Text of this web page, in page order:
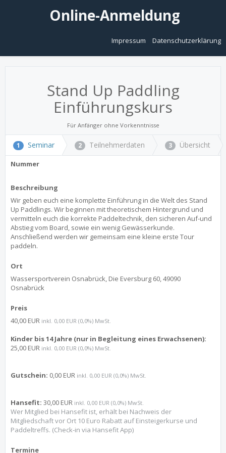
Online-Anmeldung
Impressum Datenschutzerklärung
Stand Up Paddling
Einführungskurs
Für Anfänger ohne Vorkenntnisse
1 Seminar 2 Teilnehmerdaten 3 Übersicht
Nummer
Beschreibung
Wir geben euch eine komplette Einführung in die Welt des Stand
Up Paddlings. Wir beginnen mit theoretischem Hintergrund und
vermitteln euch die korrekte Paddeltechnik, den sicheren Auf-und
Abstieg vom Board, sowie ein wenig Gewässerkunde.
Anschließend werden wir gemeinsam eine kleine erste Tour
paddeln.
Ort
Wassersportverein Osnabrück, Die Eversburg 60, 49090
Osnabrück
Preis
40,00 EUR inkl. 0,00 EUR (0,0%) MwSt.
Kinder bis 14 Jahre (nur in Begleitung eines Erwachsenen):
25,00 EUR inkl. 0,00 EUR (0,0%) MwSt.
Gutschein: 0,00 EUR inkl. 0,00 EUR (0,0%) MwSt.
Hansefit: 30,00 EUR inkl. 0,00 EUR (0,0%) MwSt.
Wer Mitglied bei Hansefit ist, erhält bei Nachweis der
Mitgliedschaft vor Ort 10 Euro Rabatt auf Einsteigerkurse und
Paddeltreffs. (Check-in via Hansefit App)
Termine